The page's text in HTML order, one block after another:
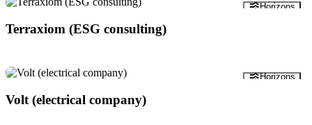
Anteprima Horizons
Terraxiom (ESG consulting)
Horizons
Volt (electrical company)